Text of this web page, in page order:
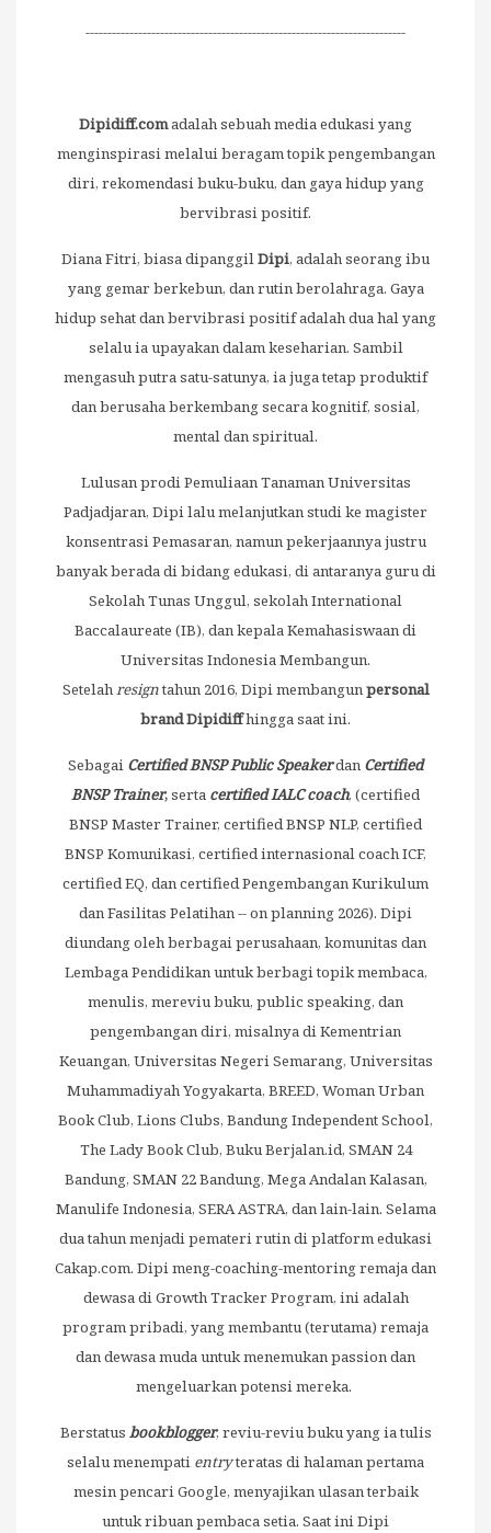
-------------------------------------------------------------------------
Dipidiff.comadalah sebuah media edukasi yang
menginspirasi melalui beragam topik pengembangan
diri, rekomendasi buku-buku, dan gaya hidup yang
bervibrasi positif.
Diana Fitri, biasa dipanggilDipi, adalah seorang ibu
yang gemar berkebun, dan rutin berolahraga. Gaya
hidup sehat dan bervibrasi positif adalah dua hal yang
selalu ia upayakan dalam keseharian. Sambil
mengasuh putra satu-satunya, ia juga tetap produktif
dan berusaha berkembang secara kognitif, sosial,
mental dan spiritual.
Lulusan prodi Pemuliaan Tanaman Universitas
Padjadjaran, Dipi lalu melanjutkan studi ke magister
konsentrasi Pemasaran, namun pekerjaannya justru
banyak berada di bidang edukasi, di antaranya guru di
Sekolah Tunas Unggul, sekolah International
Baccalaureate (IB), dan kepala Kemahasiswaan di
Universitas Indonesia Membangun.
Setelahresigntahun 2016, Dipi membangunpersonal
brand Dipidiffhingga saat ini.
Sebagai Certified BNSP Public Speakerdan Certified
BNSP Trainer,serta certified IALC coach, (certified
BNSP Master Trainer, certified BNSP NLP, certified
BNSP Komunikasi, certified internasional coach ICF,
certified EQ, dan certified Pengembangan Kurikulum
dan Fasilitas Pelatihan -- on planning 2026). Dipi
diundang oleh berbagai perusahaan, komunitas dan
Lembaga Pendidikan untuk berbagi topik membaca,
menulis, mereviu buku, public speaking, dan
pengembangan diri, misalnya di Kementrian
Keuangan, Universitas Negeri Semarang, Universitas
Muhammadiyah Yogyakarta, BREED, Woman Urban
Book Club, Lions Clubs, Bandung Independent School,
The Lady Book Club, Buku Berjalan.id, SMAN 24
Bandung, SMAN 22 Bandung, Mega Andalan Kalasan,
Manulife Indonesia, SERA ASTRA, dan lain-lain. Selama
dua tahun menjadi pemateri rutin di platform edukasi
Cakap.com. Dipi meng-coaching-mentoring remaja dan
dewasa di Growth Tracker Program, ini adalah
program pribadi, yang membantu (terutama) remaja
dan dewasa muda untuk menemukan passion dan
mengeluarkan potensi mereka.
Berstatus bookblogger, reviu-reviu buku yang ia tulis
selalu menempati entryteratas di halaman pertama
mesin pencari Google, menyajikan ulasan terbaik
untuk ribuan pembaca setia. Saat ini Dipi